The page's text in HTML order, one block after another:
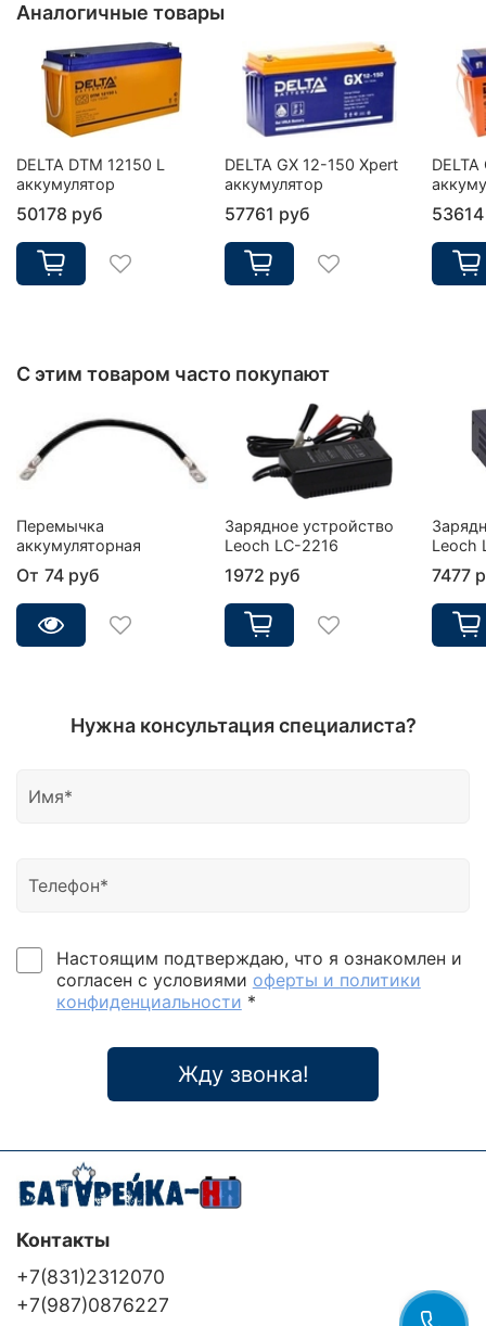
Аналогичные товары
DELTA DTM 12150 L
аккумулятор
50178 руб
DELTA GX 12-150 Xpert
аккумулятор
57761 руб
С этим товаром часто покупают
Перемычка
аккумуляторная
От 74 руб
Зарядное устройство
Leoch LC-2216
1972 руб
Leoch
7477
Нужна консультация специалиста?
Настоящим подтверждаю, что я ознакомлен и
согласен с условиями оферты и политики
конфиденциальности *
Жду звонка!
Контакты
+7(831)2312070
+7(987)0876227